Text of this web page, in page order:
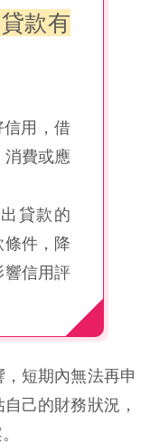
款有
信用，借
費或應
貸款的
條件，降
響信用評
短期內無法再申
己的財務狀況，